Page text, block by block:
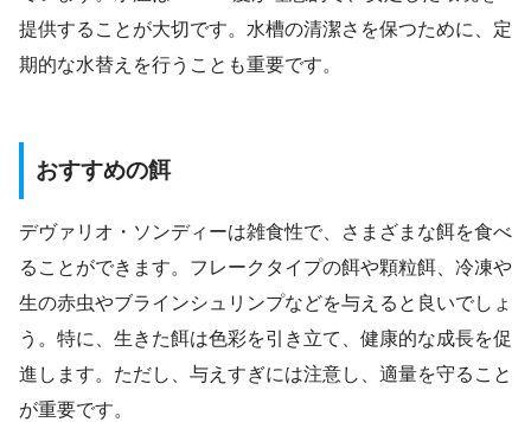
提供することが大切です。水槽の清潔さを保つために、定
期的な水替えを行うことも重要です。
おすすめの餌
デヴァリオ・ソンディーは雑食性で、さまざまな餌を食べ
ることができます。フレークタイプの餌や顆粒餌、冷凍や
生の赤虫やブラインシュリンプなどを与えると良いでしょ
う。特に、生きた餌は色彩を引き立て、健康的な成長を促
進します。ただし、与えすぎには注意し、適量を守ること
が重要です。